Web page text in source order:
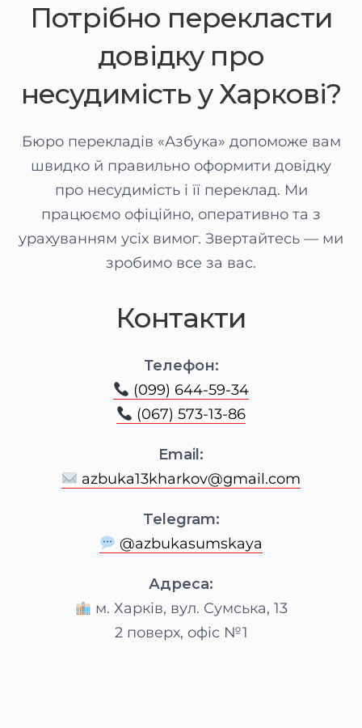
Потрібно перекласти
довідку про
несудимість у Харкові?
Бюро перекладів «Азбука» допоможе вам
швидко й правильно оформити довідку
про несудимість і її переклад. Ми
працюємо офіційно, оперативно та з
урахуванням усіх вимог. Звертайтесь — ми
зробимо все за вас.
Контакти
Телефон:
(099) 644-59-34
(067) 573-13-86
Email:
azbuka13kharkov@gmail.com
Telegram:
@azbukasumskaya
Адреса:
м. Харків, вул. Сумська, 13
2 поверх, офіс №1